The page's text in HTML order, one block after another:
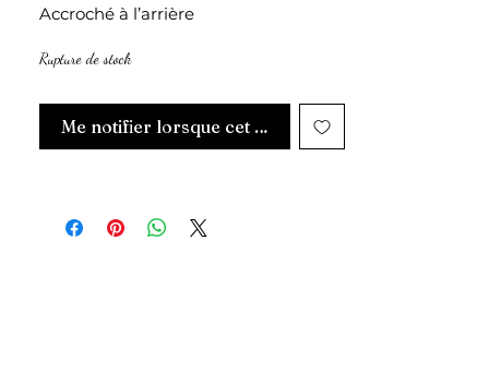
Accroché à l’arrière
Rupture de stock
Me notifier lorsque cet article est disponible